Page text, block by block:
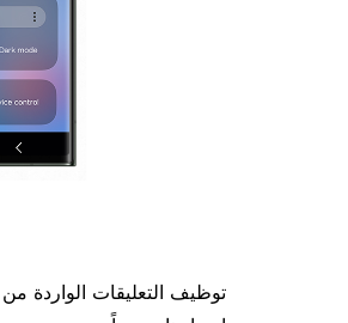
توظيف التعليقات الواردة